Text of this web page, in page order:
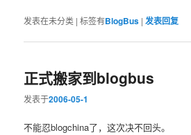
发表在未分类 |标签有BlogBus |发表回复
正式搬家到blogbus
发表于2006-05-1
不能忍blogchina了，这次决不回头。